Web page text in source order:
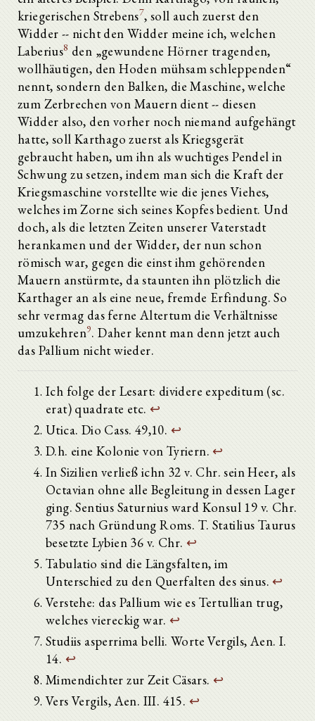
kriegerischen Strebens7, soll auch zuerst den
Widder -- nicht den Widder meine ich, welchen
Laberius8 den „gewundene Hörner tragenden,
wollhäutigen, den Hoden mühsam schleppenden“
nennt, sondern den Balken, die Maschine, welche
zum Zerbrechen von Mauern dient -- diesen
Widder also, den vorher noch niemand aufgehängt
hatte, soll Karthago zuerst als Kriegsgerät
gebraucht haben, um ihn als wuchtiges Pendel in
Schwung zu setzen, indem man sich die Kraft der
Kriegsmaschine vorstellte wie die jenes Viehes,
welches im Zorne sich seines Kopfes bedient. Und
doch, als die letzten Zeiten unserer Vaterstadt
herankamen und der Widder, der nun schon
römisch war, gegen die einst ihm gehörenden
Mauern anstürmte, da staunten ihn plötzlich die
Karthager an als eine neue, fremde Erfindung. So
sehr vermag das ferne Altertum die Verhältnisse
umzukehren9. Daher kennt man denn jetzt auch
das Pallium nicht wieder.
Ich folge der Lesart: dividere expeditum (sc.
erat) quadrate etc. ↩
Utica. Dio Cass. 49,10. ↩
D.h. eine Kolonie von Tyriern. ↩
In Sizilien verließ ichn 32 v. Chr. sein Heer, als
Octavian ohne alle Begleitung in dessen Lager
ging. Sentius Saturnius ward Konsul 19 v. Chr.
735 nach Gründung Roms. T. Statilius Taurus
besetzte Lybien 36 v. Chr. ↩
Tabulatio sind die Längsfalten, im
Unterschied zu den Querfalten des sinus.↩
Verstehe: das Pallium wie es Tertullian trug,
welches viereckig war. ↩
Studiis asperrima belli. Worte Vergils, Aen. I.
14. ↩
Mimendichter zur Zeit Cäsars. ↩
Vers Vergils, Aen. III. 415. ↩